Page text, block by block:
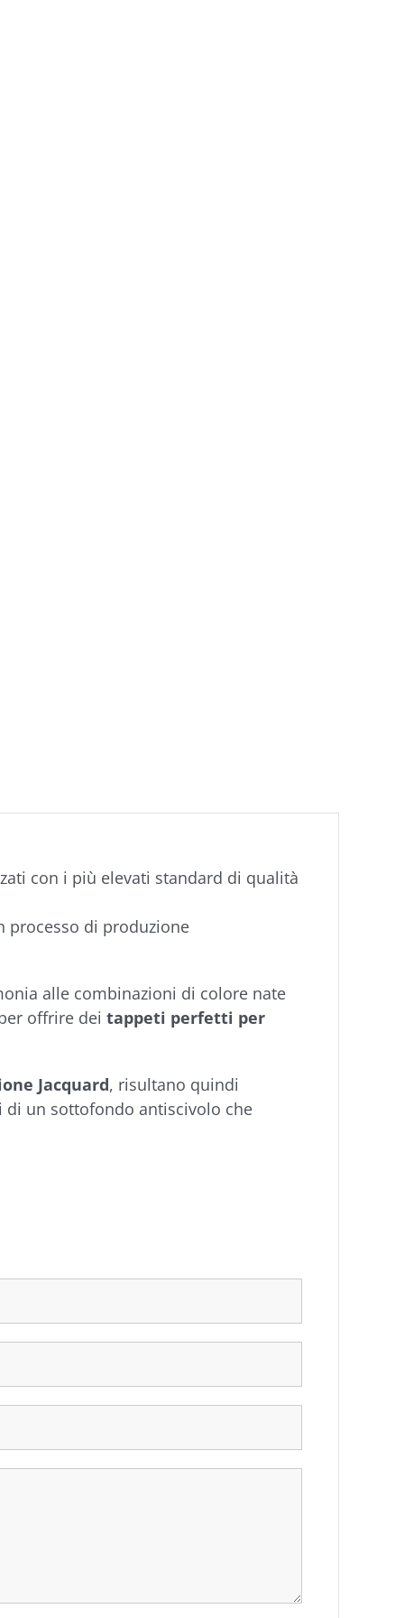
con i più elevati standard di qualità
processo di produzione
alle combinazioni di colore nate
offrire dei tappeti perfetti per
Jacquard, risultano quindi
di un sottofondo antiscivolo che